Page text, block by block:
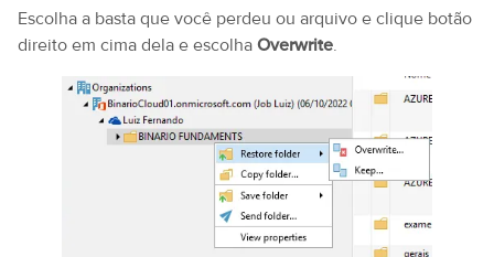
Escolha a basta que você perdeu ou arquivo e clique botão
direito em cima dela e escolha Overwrite.